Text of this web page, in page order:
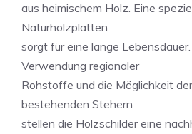
aus heimischem Holz. Eine
Naturholzplatten
sorgt für eine lange
Verwendung regionaler
Rohstoffe und die Möglichkeit
bestehenden Stehern
stellen die Holzschilder eine